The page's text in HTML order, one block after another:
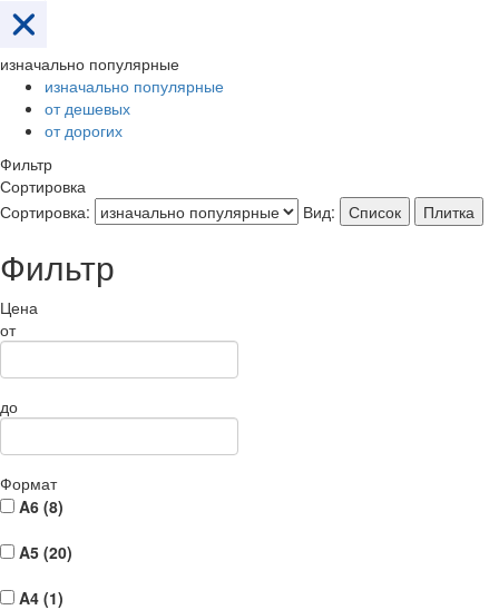
изначально популярные
изначально популярные
от дешевых
от дорогих
Фильтр
Сортировка
Сортировка:
Вид: Список Плитка
Фильтр
Цена
от
до
Формат
A6 (8)
A5 (20)
A4 (1)